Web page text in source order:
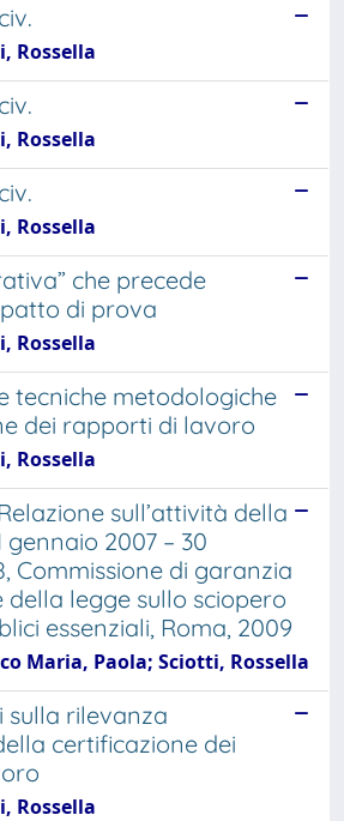
Rossella
Rossella
Rossella
che precede
patto di prova
Rossella
tecniche metodologiche
dei rapporti di lavoro
Rossella
sull’attività della
gennaio 2007 – 30
Commissione di garanzia
della legge sullo sciopero
essenziali, Roma, 2009
Maria, Paola; Sciotti, Rossella
sulla rilevanza
certificazione dei
Rossella